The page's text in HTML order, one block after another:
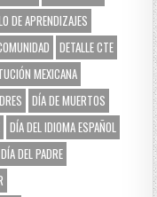
DE APRENDIZAJES
DETALLE CTE
MEXICANA
DÍA DE MUERTOS
DÍA DEL IDIOMA ESPAÑOL
DÍA DEL PADRE